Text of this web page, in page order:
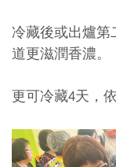
冷藏後或出爐第
道更滋潤香濃。
更可冷藏4天，